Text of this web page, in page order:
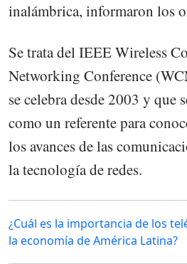
inalámbrica, informaron los
Se trata del IEEE Wireless
Networking Conference
se celebra desde 2003 y que
como un referente para
los avances de las
la tecnología de redes.
¿Cuál es la importancia de los
la economía de América Latina?